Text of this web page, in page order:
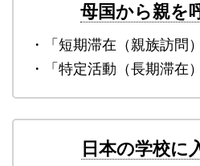
母国から親を
・「短期滞在（親族訪問
・「特定活動（長期滞在
日本の学校に